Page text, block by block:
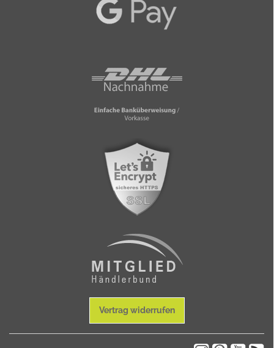
Vertrag widerrufen